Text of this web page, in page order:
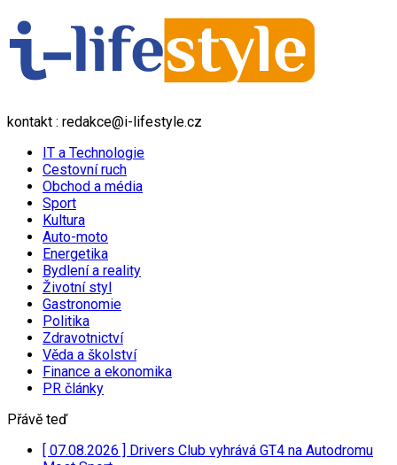
kontakt : redakce@i-lifestyle.cz
IT a Technologie
Cestovní ruch
Obchod a média
Sport
Kultura
Auto-moto
Energetika
Bydlení a reality
Životní styl
Gastronomie
Politika
Zdravotnictví
Věda a školství
Finance a ekonomika
PR články
Přávě teď
[ 07.08.2026 ] Drivers Club vyhrává GT4 na Autodromu